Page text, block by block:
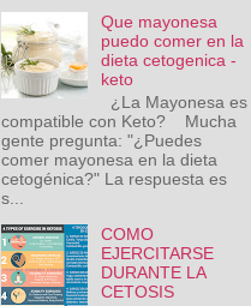
Que mayonesa
puedo comer en la
dieta cetogenica -
keto
¿La Mayonesa es
compatible con Keto? Mucha
gente pregunta: "¿Puedes
comer mayonesa en la dieta
cetogénica?" La respuesta es
s...
COMO
EJERCITARSE
DURANTE LA
CETOSIS